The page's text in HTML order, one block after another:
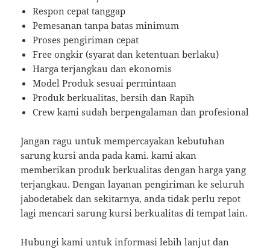
Respon cepat tanggap
Pemesanan tanpa batas minimum
Proses pengiriman cepat
Free ongkir (syarat dan ketentuan berlaku)
Harga terjangkau dan ekonomis
Model Produk sesuai permintaan
Produk berkualitas, bersih dan Rapih
Crew kami sudah berpengalaman dan profesional
Jangan ragu untuk mempercayakan kebutuhan
sarung kursi anda pada kami. kami akan
memberikan produk berkualitas dengan harga yang
terjangkau. Dengan layanan pengiriman ke seluruh
jabodetabek dan sekitarnya, anda tidak perlu repot
lagi mencari sarung kursi berkualitas di tempat lain.
Hubungi kami untuk informasi lebih lanjut dan